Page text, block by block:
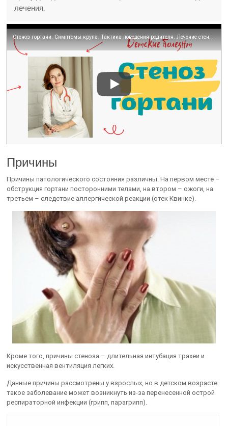
лечения.
Причины
Причины патологического состояния различны. На первом месте –
обструкция гортани посторонними телами, на втором – ожоги, на
третьем – следствие аллергической реакции (отек Квинке).
Кроме того, причины стеноза – длительная интубация трахеи и
искусственная вентиляция легких.
Данные причины рассмотрены у взрослых, но в детском возрасте
такое заболевание может возникнуть из-за перенесенной острой
респираторной инфекции (грипп, парагрипп).